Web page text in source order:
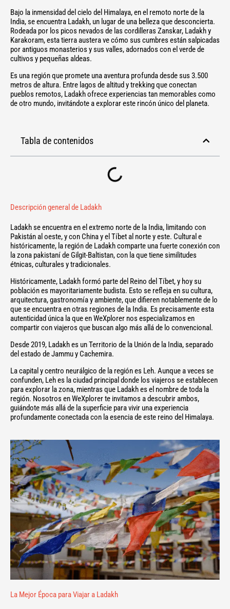
Bajo la inmensidad del cielo del Himalaya, en el remoto norte de la
India, se encuentra Ladakh, un lugar de una belleza que desconcierta.
Rodeada por los picos nevados de las cordilleras Zanskar, Ladakh y
Karakoram, esta tierra austera ve cómo sus cumbres están salpicadas
por antiguos monasterios y sus valles, adornados con el verde de
cultivos y pequeñas aldeas.
Es una región que promete una aventura profunda desde sus 3.500
metros de altura. Entre lagos de altitud y trekking que conectan
pueblos remotos, Ladakh ofrece experiencias tan memorables como
de otro mundo, invitándote a explorar este rincón único del planeta.
Tabla de contenidos
Descripción general de Ladakh
Ladakh se encuentra en el extremo norte de la India, limitando con
Pakistán al oeste, y con China y el Tíbet al norte y este. Cultural e
históricamente, la región de Ladakh comparte una fuerte conexión con
la zona pakistaní de Gilgit-Baltistan, con la que tiene similitudes
étnicas, culturales y tradicionales.
Históricamente, Ladakh formó parte del Reino del Tíbet, y hoy su
población es mayoritariamente budista. Esto se refleja en su cultura,
arquitectura, gastronomía y ambiente, que difieren notablemente de lo
que se encuentra en otras regiones de la India. Es precisamente esta
autenticidad única la que en WeXplorer nos especializamos en
compartir con viajeros que buscan algo más allá de lo convencional.
Desde 2019, Ladakh es un Territorio de la Unión de la India, separado
del estado de Jammu y Cachemira.
La capital y centro neurálgico de la región es Leh. Aunque a veces se
confunden, Leh es la ciudad principal donde los viajeros se establecen
para explorar la zona, mientras que Ladakh es el nombre de toda la
región. Nosotros en WeXplorer te invitamos a descubrir ambos,
guiándote más allá de la superficie para vivir una experiencia
profundamente conectada con la esencia de este reino del Himalaya.
La Mejor Época para Viajar a Ladakh